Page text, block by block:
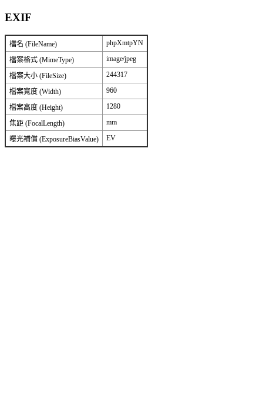
EXIF
檔名 (FileName) phpXmtpYN
檔案格式 (MimeType) image/jpeg
檔案大小 (FileSize) 244317
檔案寬度 (Width) 960
檔案高度 (Height) 1280
焦距 (FocalLength) mm
曝光補償 (ExposureBiasValue) EV